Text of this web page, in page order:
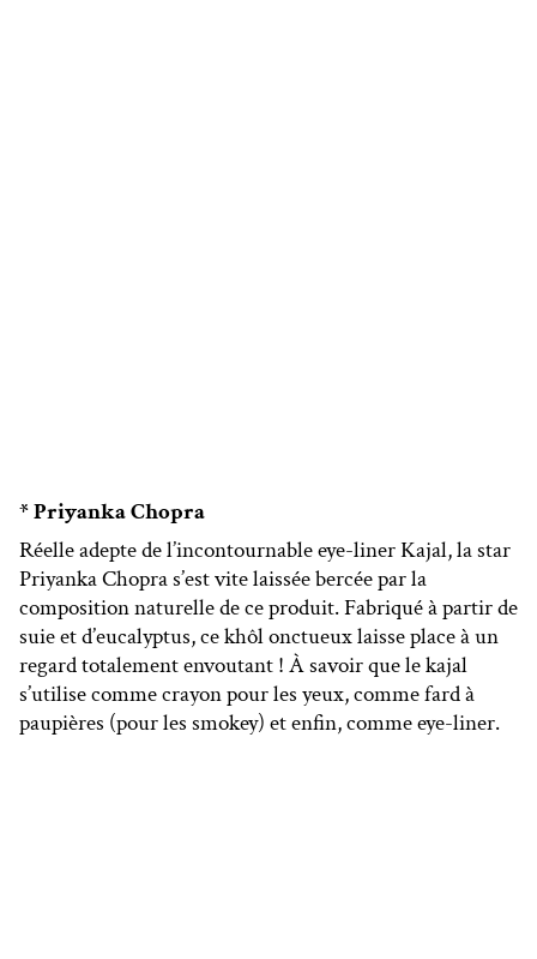
* Priyanka Chopra
Réelle adepte de l’incontournable eye-liner Kajal, la star
Priyanka Chopra s’est vite laissée bercée par la
composition naturelle de ce produit. Fabriqué à partir de
suie et d’eucalyptus, ce khôl onctueux laisse place à un
regard totalement envoutant ! À savoir que le kajal
s’utilise comme crayon pour les yeux, comme fard à
paupières (pour les smokey) et enfin, comme eye-liner.